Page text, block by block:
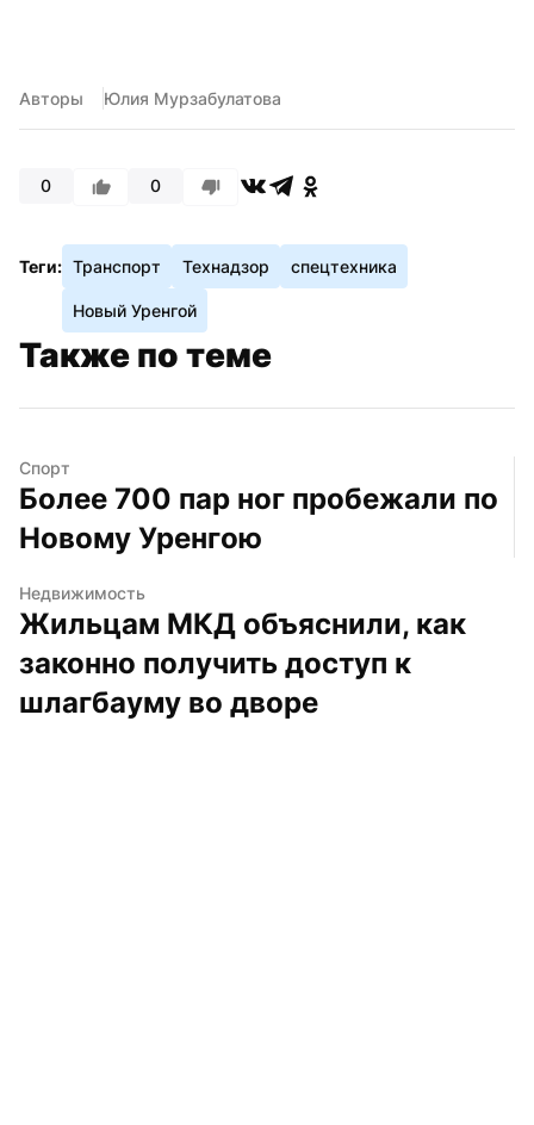
Авторы Юлия Мурзабулатова
0 0
Теги: Транспорт Технадзор спецтехника
Новый Уренгой
Также по теме
Спорт
Более 700 пар ног пробежали по
Новому Уренгою
Недвижимость
Жильцам МКД объяснили, как
законно получить доступ к
шлагбауму во дворе